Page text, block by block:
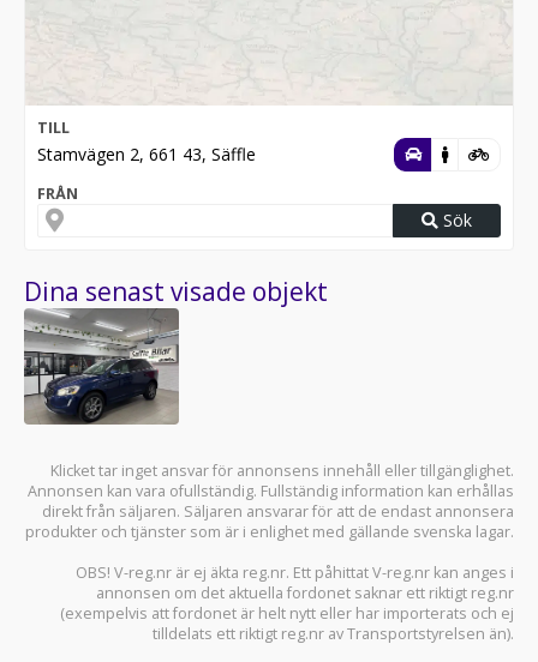
TILL
Stamvägen 2, 661 43, Säffle
FRÅN
Sök
Dina senast visade objekt
Klicket tar inget ansvar för annonsens innehåll eller tillgänglighet.
Annonsen kan vara ofullständig. Fullständig information kan erhållas
direkt från säljaren. Säljaren ansvarar för att de endast annonsera
produkter och tjänster som är i enlighet med gällande svenska lagar.
OBS! V-reg.nr är ej äkta reg.nr. Ett påhittat V-reg.nr kan anges i
annonsen om det aktuella fordonet saknar ett riktigt reg.nr
(exempelvis att fordonet är helt nytt eller har importerats och ej
tilldelats ett riktigt reg.nr av Transportstyrelsen än).